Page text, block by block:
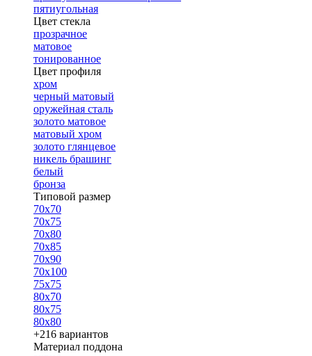
пятиугольная
Цвет стекла
прозрачное
матовое
тонированное
Цвет профиля
хром
черный матовый
оружейная сталь
золото матовое
матовый хром
золото глянцевое
никель брашинг
белый
бронза
Типовой размер
70х70
70х75
70х80
70х85
70х90
70х100
75х75
80х70
80х75
80х80
+216 вариантов
Материал поддона